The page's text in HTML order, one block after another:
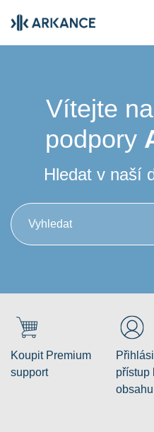
Vítejte
podpory
Hledat v naší
Koupit Premium
support
přístup
obsahu